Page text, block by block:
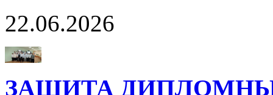
22.06.2026
ЗАЩИТА